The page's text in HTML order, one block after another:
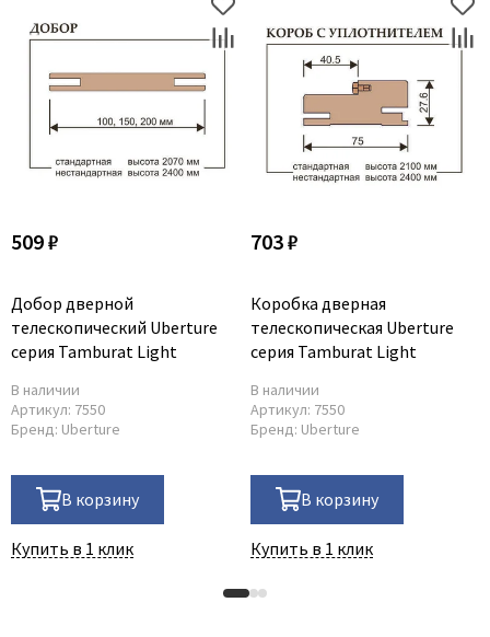
509 ₽
Добор дверной
телескопический Uberture
серия Tamburat Light
В наличии
Артикул: 7550
Бренд: Uberture
В корзину
Купить в 1 клик
703 ₽
Коробка дверная
телескопическая Uberture
серия Tamburat Light
В наличии
Артикул: 7550
Бренд: Uberture
В корзину
Купить в 1 клик